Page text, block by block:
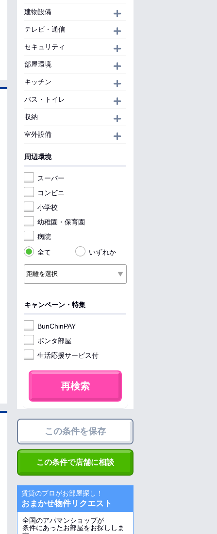
建物設備
テレビ・通信
セキュリティ
部屋環境
キッチン
バス・トイレ
収納
室外設備
周辺環境
スーパー
コンビニ
小学校
幼稚園・保育園
病院
全て
いずれか
キャンペーン・特集
BunChinPAY
ポンタ部屋
生活応援サービス付
再検索
この条件を保存
この条件で店舗に相談
賃貸のプロがお部屋探し！
おまかせ物件リクエスト
全国のアパマンショップが
条件にあったお部屋をお探ししま